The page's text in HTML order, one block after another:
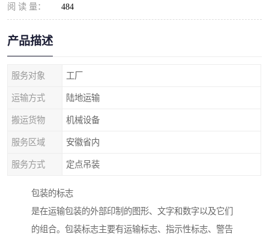
阅 读 量： 484
产品描述
服务对象 工厂
运输方式 陆地运输
搬运货物 机械设备
服务区域 安徽省内
服务方式 定点吊装
包装的标志
是在运输包装的外部印制的图形、文字和数字以及它们
的组合。包装标志主要有运输标志、指示性标志、警告